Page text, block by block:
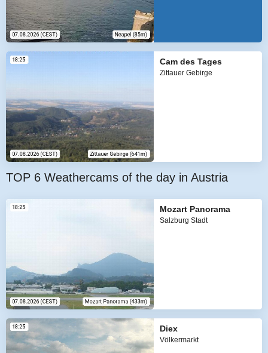
Cam des Tages
Zittauer Gebirge
TOP 6 Weathercams of the day in Austria
Mozart Panorama
Salzburg Stadt
Diex
Völkermarkt